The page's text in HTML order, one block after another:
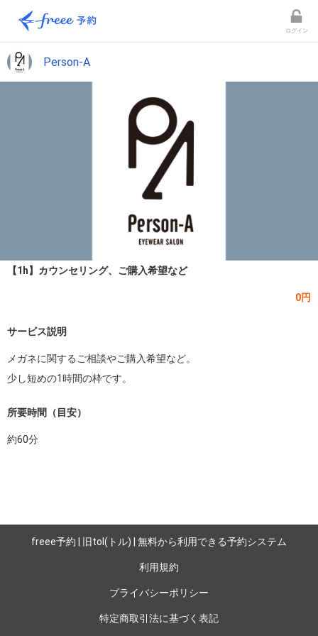
ログイン
Person-A
【1h】カウンセリング、ご購入希望など
0円
サービス説明
メガネに関するご相談やご購入希望など。
少し短めの1時間の枠です。
所要時間（目安）
約60分
freee予約 | 旧tol(トル) | 無料から利用できる予約システム
利用規約
プライバシーポリシー
特定商取引法に基づく表記